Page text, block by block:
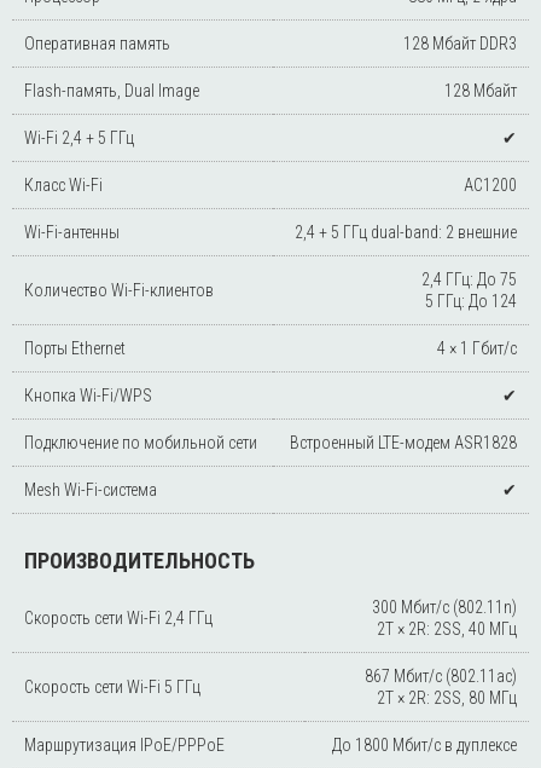
Оперативная память 128 Мбайт DDR3
Flash-память, Dual Image 128 Мбайт
Wi-Fi 2,4 + 5 ГГц ✔
Класс Wi-Fi AC1200
Wi-Fi-антенны 2,4 + 5 ГГц dual-band: 2 внешние
Количество Wi-Fi-клиентов
2,4 ГГц: До 75
5 ГГц: До 124
Порты Ethernet 4 × 1 Гбит/с
Кнопка Wi-Fi/WPS ✔
Подключение по мобильной сети Встроенный LTE-модем ASR1828
Mesh Wi-Fi-система ✔
ПРОИЗВОДИТЕЛЬНОСТЬ
Скорость сети Wi-Fi 2,4 ГГц
300 Мбит/с (802.11n)
2T × 2R: 2SS, 40 МГц
Скорость сети Wi-Fi 5 ГГц
867 Мбит/с (802.11ac)
2T × 2R: 2SS, 80 МГц
Маршрутизация IPoE/PPPoE До 1800 Мбит/с в дуплексе